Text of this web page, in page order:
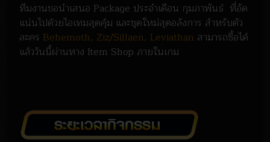
ทีมงานขอนำเสนอ Package ประจำเดือน กุมภาพันธ์ ที่อัด
แน่นไปด้วยไอเทมสุดคุ้ม และชุดใหม่สุดอลังการ สำหรับตัว
ละคร Behemoth, Ziz/Sillaen, Leviathan สามารถซื้อได้
แล้ววันนี้ผ่านทาง Item Shop ภายในเกม